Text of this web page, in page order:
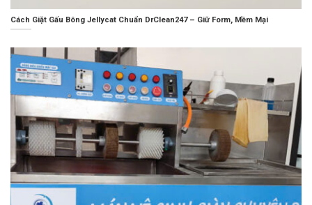
Cách Giặt Gấu Bông Jellycat Chuẩn DrClean247 – Giữ Form, Mềm Mại